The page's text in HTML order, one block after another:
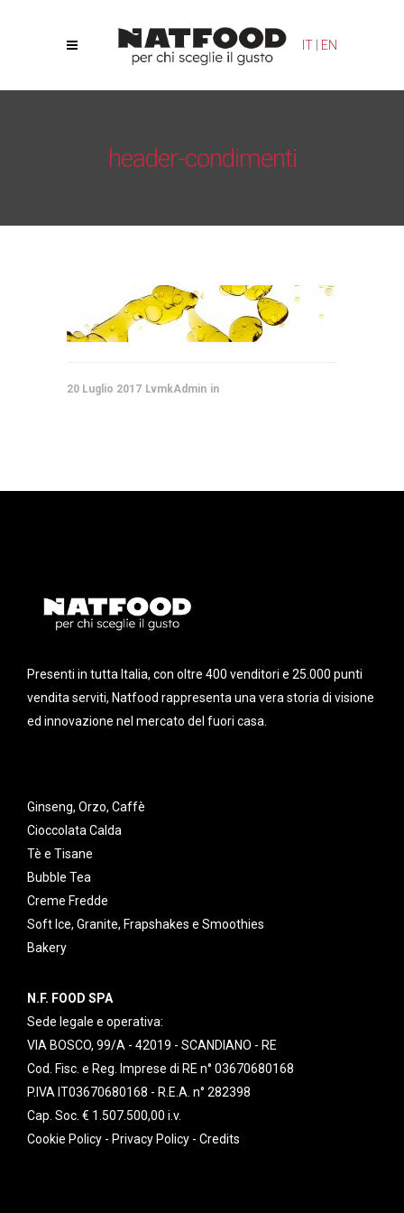
IT EN
header-condimenti
20 Luglio 2017 LvmkAdmin
Presenti in tutta Italia, con oltre 400 venditori e 25.000 punti
vendita serviti, Natfood rappresenta una vera storia di visione
ed innovazione nel mercato del fuori casa.
Ginseng, Orzo, Caffè
Cioccolata Calda
Tè e Tisane
Bubble Tea
Creme Fredde
Soft Ice, Granite, Frapshakes e Smoothies
Bakery
N.F. FOOD SPA
Sede legale e operativa:
VIA BOSCO, 99/A - 42019 - SCANDIANO - RE
Cod. Fisc. e Reg. Imprese di RE n° 03670680168
P.IVA IT03670680168 - R.E.A. n° 282398
Cap. Soc. € 1.507.500,00 i.v.
Cookie Policy - Privacy Policy - Credits
Le tue preferenze relative alla privacy